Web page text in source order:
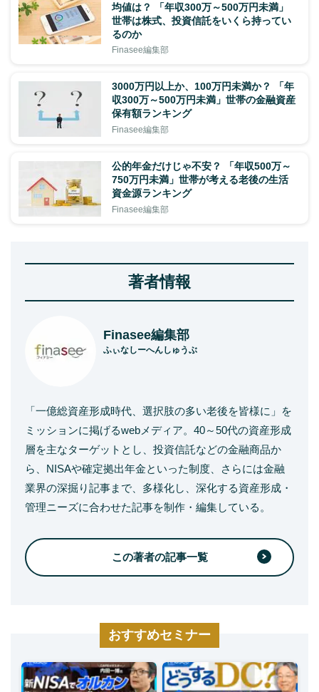
均値は？ 「年収300万～500万円未満」
世帯は株式、投資信託をいくら持ってい
るのか
Finasee編集部
3000万円以上か、100万円未満か？ 「年
収300万～500万円未満」世帯の金融資産
保有額ランキング
Finasee編集部
公的年金だけじゃ不安？ 「年収500万～
750万円未満」世帯が考える老後の生活
資金源ランキング
Finasee編集部
著者情報
Finasee編集部
ふぃなしーへんしゅうぶ
「一億総資産形成時代、選択肢の多い老後を皆様に」を
ミッションに掲げるwebメディア。40～50代の資産形成
層を主なターゲットとし、投資信託などの金融商品か
ら、NISAや確定拠出年金といった制度、さらには金融
業界の深掘り記事まで、多様化し、深化する資産形成・
管理ニーズに合わせた記事を制作・編集している。
この著者の記事一覧
おすすめセミナー